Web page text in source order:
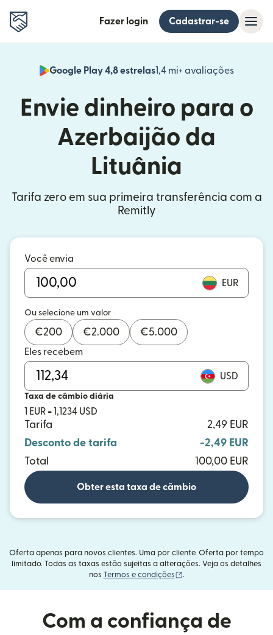
Fazer login Cadastrar-se
Google Play 4,8 estrelas1,4 mi+ avaliações
(abre
Envie dinheiro para o
Azerbaijão da
Lituânia
Tarifa zero em sua primeira transferência com a
Remitly
Você envia
EUR
Ou selecione um valor
€200 €2.000 €5.000
Eles recebem
USD
Taxa de câmbio diária
1 EUR = 1,1234 USD
Tarifa
2,49 EUR
Desconto de tarifa
-2,49 EUR
Total
100,00 EUR
Obter esta taxa de câmbio
Oferta apenas para novos clientes. Uma por cliente. Oferta por tempo
limitado. Todas as taxas estão sujeitas a alterações. Veja os detalhes
nos Termos e condições (abre em uma nova
.
Com a confiança de